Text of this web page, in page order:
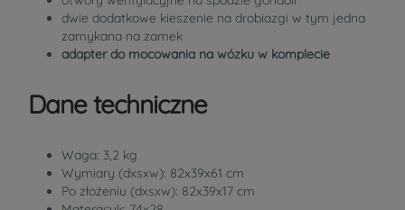
dwie dodatkowe kieszenie na drobiazgi w tym jedna
zamykana na zamek
adapter do mocowania na wózku w komplecie
Dane techniczne
Waga: 3,2 kg
Wymiary (dxsxw): 82x39x61 cm
Po złożeniu (dxsxw): 82x39x17 cm